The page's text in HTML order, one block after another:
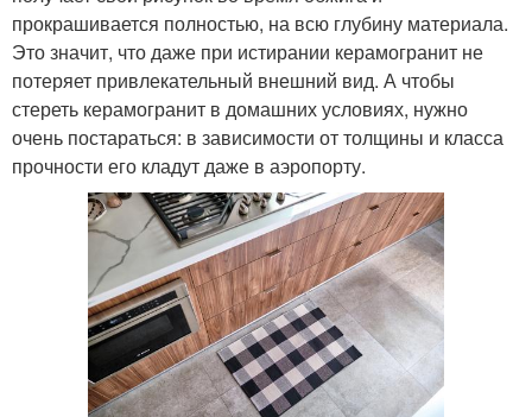
прокрашивается полностью, на всю глубину материала.
Это значит, что даже при истирании керамогранит не
потеряет привлекательный внешний вид. А чтобы
стереть керамогранит в домашних условиях, нужно
очень постараться: в зависимости от толщины и класса
прочности его кладут даже в аэропорту.